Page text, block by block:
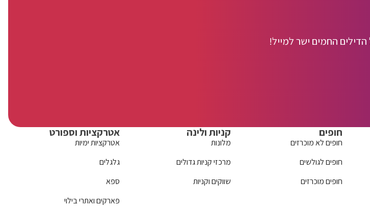
החמים ישר למייל!
חופים
חופים לא מוכרזים
חופים לגולשים
חופים מוכרזים
קניות ולינה
מלונות
מרכזי קניות גדולים
שווקים וקניות
אטרקציות וספורט
אטרקציות ימיות
גלגלים
ספא
פארקים ואתרי בילוי